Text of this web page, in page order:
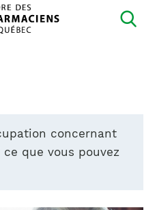
concernant
que vous pouvez